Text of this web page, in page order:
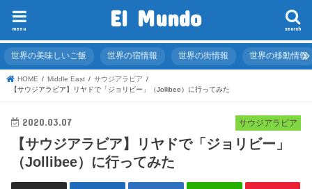
El Mundo search
menu
世界の美味しいご飯 世界の宿情報 世界の街情報 世界の移動情報
HOME Middle East
サウジアラビア
【サウジアラビア】リヤドで「ジョリビー」（Jollibee）に行ってみた
サウジアラビア
2020.03.07
【サウジアラビア】リヤドで「ジョリビー」
（Jollibee）に行ってみた